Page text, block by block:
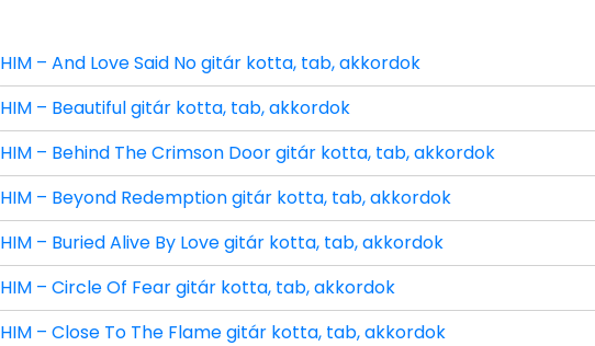
HIM – And Love Said No gitár kotta, tab, akkordok
HIM – Beautiful gitár kotta, tab, akkordok
HIM – Behind The Crimson Door gitár kotta, tab, akkordok
HIM – Beyond Redemption gitár kotta, tab, akkordok
HIM – Buried Alive By Love gitár kotta, tab, akkordok
HIM – Circle Of Fear gitár kotta, tab, akkordok
HIM – Close To The Flame gitár kotta, tab, akkordok